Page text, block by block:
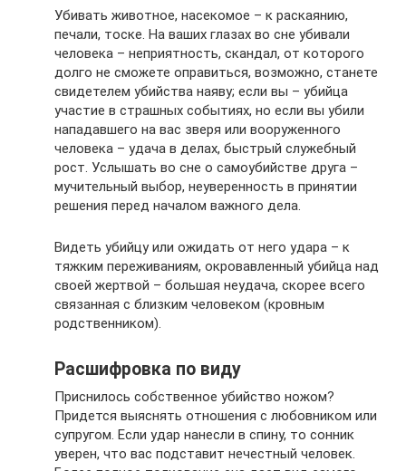
Убивать животное, насекомое – к раскаянию,
печали, тоске. На ваших глазах во сне убивали
человека – неприятность, скандал, от которого
долго не сможете оправиться, возможно, станете
свидетелем убийства наяву; если вы – убийца
участие в страшных событиях, но если вы убили
нападавшего на вас зверя или вооруженного
человека – удача в делах, быстрый служебный
рост. Услышать во сне о самоубийстве друга –
мучительный выбор, неуверенность в принятии
решения перед началом важного дела.
Видеть убийцу или ожидать от него удара – к
тяжким переживаниям, окровавленный убийца над
своей жертвой – большая неудача, скорее всего
связанная с близким человеком (кровным
родственником).
Расшифровка по виду
Приснилось собственное убийство ножом?
Придется выяснять отношения с любовником или
супругом. Если удар нанесли в спину, то сонник
уверен, что вас подставит нечестный человек.